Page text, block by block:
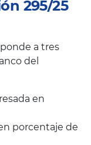
295/25
a tres
del
en
porcentaje de